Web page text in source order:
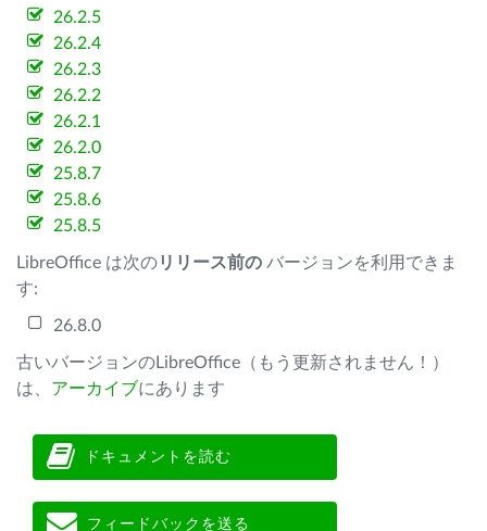
26.2.5
26.2.4
26.2.3
26.2.2
26.2.1
26.2.0
25.8.7
25.8.6
25.8.5
LibreOffice は次のリリース前の バージョンを利用できま
す:
26.8.0
古いバージョンのLibreOffice（もう更新されません！）
は、 アーカイブにあります
ドキュメントを読む
フィードバックを送る